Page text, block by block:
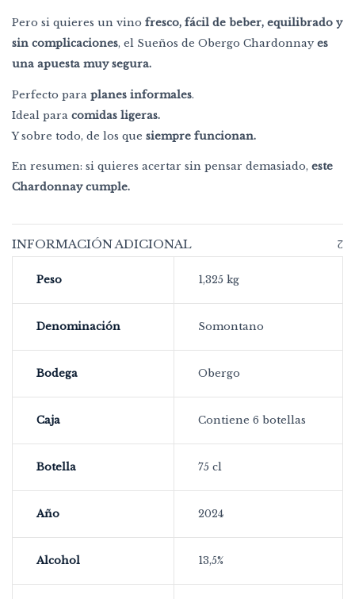
Pero si quieres un vino fresco, fácil de beber, equilibrado y
sin complicaciones, el Sueños de Obergo Chardonnay es
una apuesta muy segura.
Perfecto para planes informales.
Ideal para comidas ligeras.
Y sobre todo, de los que siempre funcionan.
En resumen: si quieres acertar sin pensar demasiado, este
Chardonnay cumple.
INFORMACIÓN ADICIONAL
Peso 1,325 kg
Denominación Somontano
Bodega Obergo
Caja Contiene 6 botellas
Botella 75 cl
Año 2024
Alcohol 13,5%